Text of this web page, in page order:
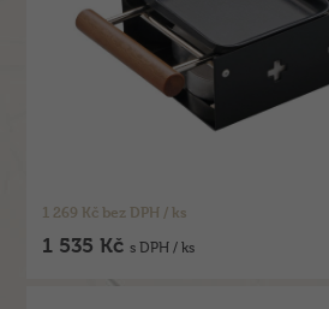
1 269 Kč bez DPH / ks
1 535 Kčs DPH / ks